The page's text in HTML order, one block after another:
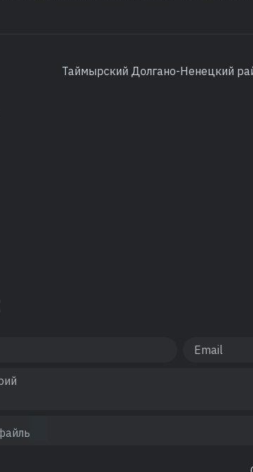
Таймырский Долгано-Ненецкий